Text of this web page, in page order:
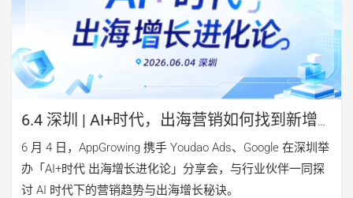
6.4 深圳 | AI+时代，出海营销如何找到新增
量？
6 月 4 日，AppGrowing 携手 Youdao Ads、Google 在深圳举
办「AI+时代 出海增长进化论」分享会，与行业伙伴一同探
讨 AI 时代下的营销趋势与出海增长秘诀。